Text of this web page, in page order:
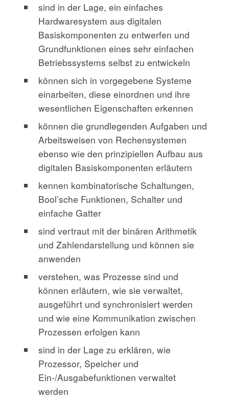
sind in der Lage, ein einfaches
Hardwaresystem aus digitalen
Basiskomponenten zu entwerfen und
Grundfunktionen eines sehr einfachen
Betriebssystems selbst zu entwickeln
können sich in vorgegebene Systeme
einarbeiten, diese einordnen und ihre
wesentlichen Eigenschaften erkennen
können die grundlegenden Aufgaben und
Arbeitsweisen von Rechensystemen
ebenso wie den prinzipiellen Aufbau aus
digitalen Basiskomponenten erläutern
kennen kombinatorische Schaltungen,
Bool’sche Funktionen, Schalter und
einfache Gatter
sind vertraut mit der binären Arithmetik
und Zahlendarstellung und können sie
anwenden
verstehen, was Prozesse sind und
können erläutern, wie sie verwaltet,
ausgeführt und synchronisiert werden
und wie eine Kommunikation zwischen
Prozessen erfolgen kann
sind in der Lage zu erklären, wie
Prozessor, Speicher und
Ein-/Ausgabefunktionen verwaltet
werden